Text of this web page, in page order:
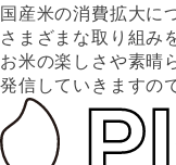
国産米の消費拡大に
さまざまな取り組み
お米の楽しさや素晴
発信していきますの